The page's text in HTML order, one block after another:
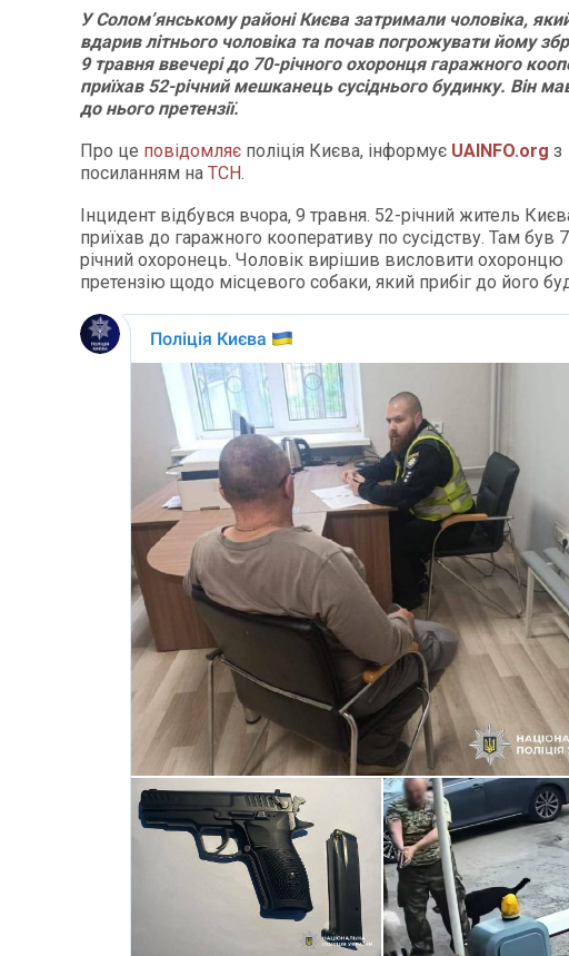
У Соломʼянському районі Києва затримали чоловіка,
вдарив літнього чоловіка та почав погрожувати йому
9 травня ввечері до 70-річного охоронця гаражного
приїхав 52-річний мешканець сусіднього будинку. Він
до нього претензії.
Про це повідомляє поліція Києва, інформує UAINFO.org з
посиланням на ТСН.
Інцидент відбувся вчора, 9 травня. 52-річний житель
приїхав до гаражного кооперативу по сусідству. Там був
річний охоронець. Чоловік вирішив висловити охоронцю
претензію щодо місцевого собаки, який прибіг до його